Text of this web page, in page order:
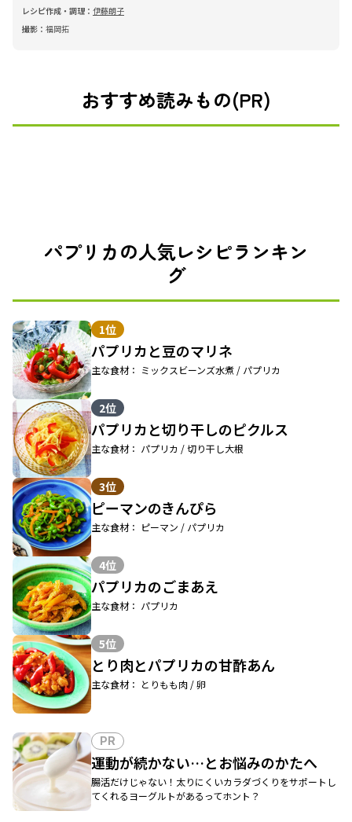
レシピ作成・調理： 伊藤朗子
撮影： 福岡拓
おすすめ読みもの(PR)
パプリカの人気レシピランキン
グ
1位
パプリカと豆のマリネ
主な食材： ミックスビーンズ水煮 / パプリカ
2位
パプリカと切り干しのピクルス
主な食材： パプリカ / 切り干し大根
3位
ピーマンのきんぴら
主な食材： ピーマン / パプリカ
4位
パプリカのごまあえ
主な食材： パプリカ
5位
とり肉とパプリカの甘酢あん
主な食材： とりもも肉 / 卵
PR
運動が続かない…とお悩みのかたへ
腸活だけじゃない！太りにくいカラダづくりをサポートし
てくれるヨーグルトがあるってホント？